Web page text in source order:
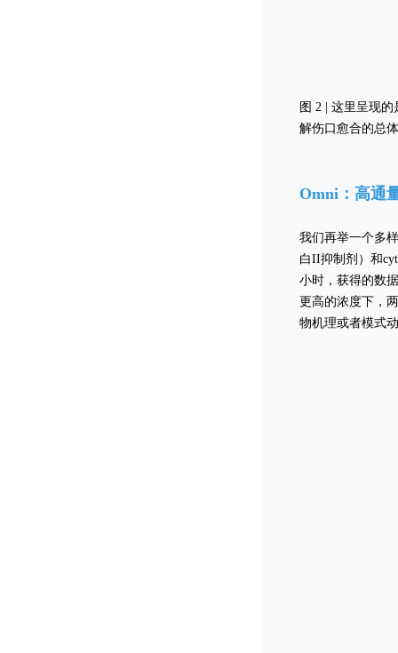
图 2 | 这里呈现
解伤口愈合的总
Omni：高通
我们再举一个多
白II抑制剂）和
小时，获得的数
更高的浓度下，
物机理或者模式